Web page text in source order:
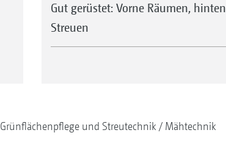
Gut gerüstet: Vorne Räumen, hinten
Streuen
Grünflächenpflege und Streutechnik Mähtechnik